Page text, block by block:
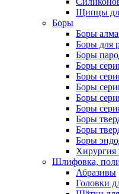
Щипцы
Боры
Боры
Боры для
Боры
Боры
Боры
Боры
Боры
Боры
Боры
Боры
Боры
Хирургия
Шлифовка,
Абразивы
Головки